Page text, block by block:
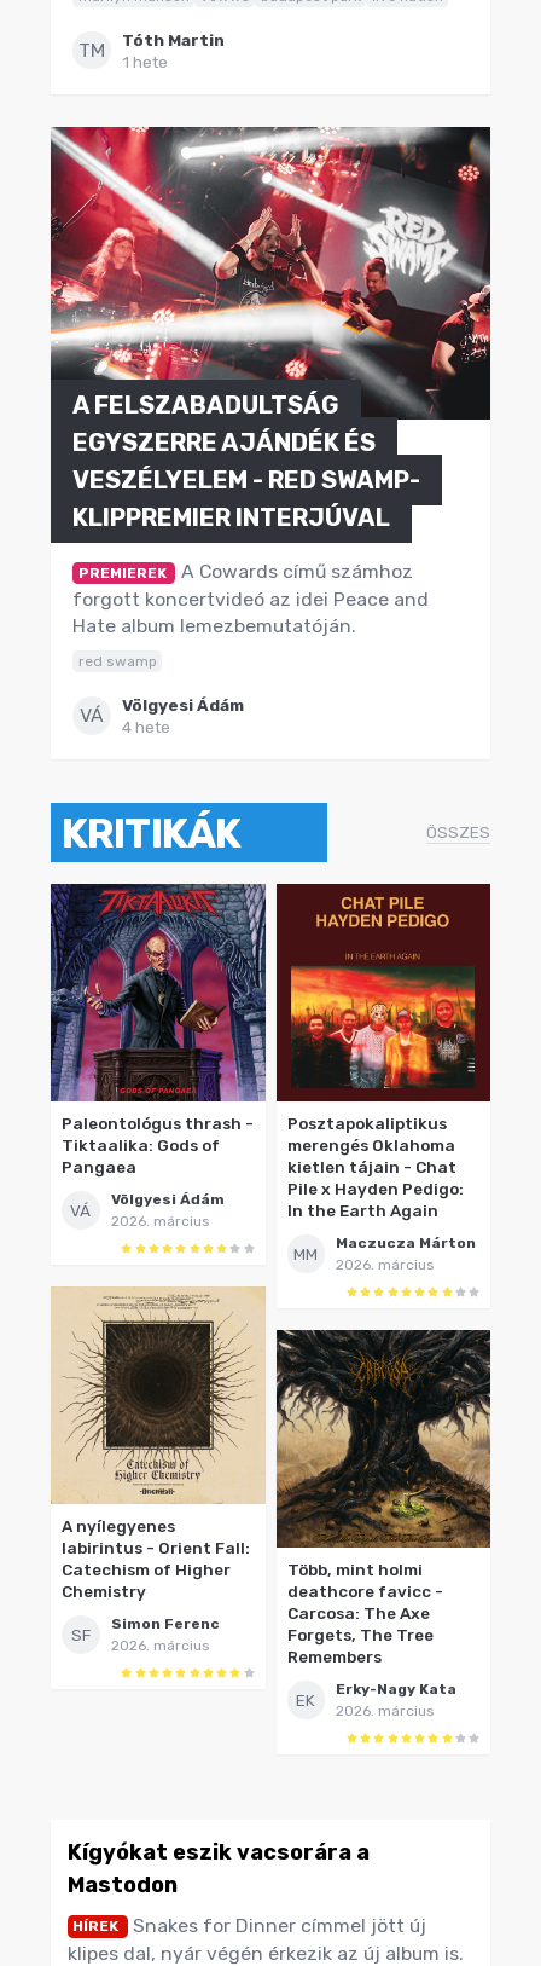
TM
Tóth Martin
1 hete
A FELSZABADULTSÁG
EGYSZERRE AJÁNDÉK ÉS
VESZÉLYELEM - RED SWAMP-
KLIPPREMIER INTERJÚVAL
PREMIEREK
A Cowards című számhoz
forgott koncertvideó az idei Peace and
Hate album lemezbemutatóján.
red swamp
VÁ
Völgyesi Ádám
4 hete
Kígyókat eszik vacsorára a
Mastodon
HÍREK
Snakes for Dinner címmel jött új
klipes dal, nyár végén érkezik az új album is.
KRITIKÁK ÖSSZES
Paleontológus thrash -
Tiktaalika: Gods of
Pangaea
VÁ
Völgyesi Ádám
2026. március
A nyílegyenes
labirintus - Orient Fall:
Catechism of Higher
Chemistry
SF
Simon Ferenc
2026. március
Posztapokaliptikus
merengés Oklahoma
kietlen tájain - Chat
Pile x Hayden Pedigo:
In the Earth Again
MM
Maczucza Márton
2026. március
Több, mint holmi
deathcore favicc -
Carcosa: The Axe
Forgets, The Tree
Remembers
EK
Erky-Nagy Kata
2026. március